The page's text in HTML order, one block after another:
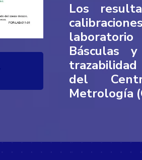
Los
Básculas
del
Metrología